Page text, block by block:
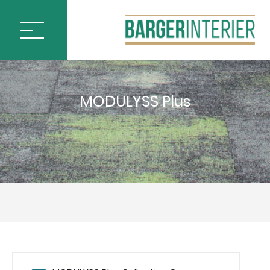
ÚVOD
PODLAHOVÉ KRYTINY
BLOQ CARPET TILES
IVC by Mohawk
MILLIKEN CARPET TILES
MODULYSS Plus